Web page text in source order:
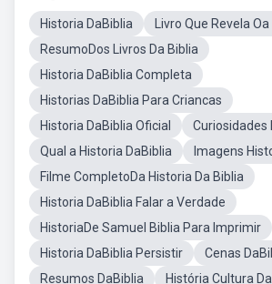
Historia DaBiblia
Livro Que Revela
ResumoDos Livros Da Biblia
Historia DaBiblia Completa
Historias DaBiblia Para Criancas
Historia DaBiblia Oficial
Curiosidades
Qual a Historia DaBiblia
Imagens
Filme CompletoDa Historia Da Biblia
Historia DaBiblia Falar a Verdade
HistoriaDe Samuel Biblia Para Imprimir
Historia DaBiblia Persistir
Cenas
Resumos DaBiblia
História Cultura